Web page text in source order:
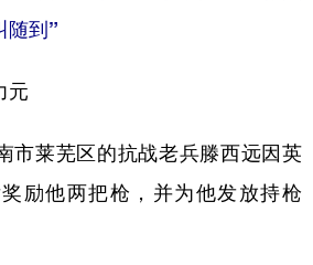
娱乐
随到”
元
莱芜区的抗战老兵滕西远因英
励他两把枪，并为他发放持枪